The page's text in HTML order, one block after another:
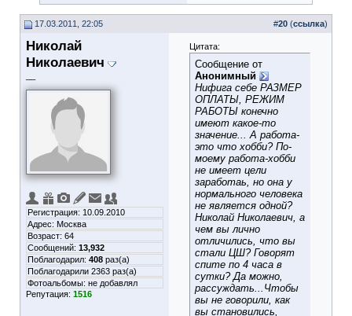
17.03.2011, 22:05 #20 (ссылка)
Николай
Николаевич
Регистрация: 10.09.2010
Адрес: Москва
Возраст: 64
Сообщений: 13,932
Поблагодарил: 408 раз(а)
Поблагодарили 2363 раз(а)
Фотоальбомы: не добавлял
Репутация: 1516
Цитата:
Сообщение от
Анонимный
Нифига себе РАЗМЕР
ОПЛАТЫ, РЕЖИМ
РАБОТЫ конечно
имеют какое-то
значение... А работа-
это что хобби? По-
моему работа-хобби
не имеет цели
заработаь, но она у
нормального человека
не является одной?
Николай Николаевич, а
чем вы лично
отличились, что вы
стали ЦШ? Говорят
спите по 4 часа в
сутки? Да можно,
рассуждать...Чтобы
вы не говорили, как
вы становились,